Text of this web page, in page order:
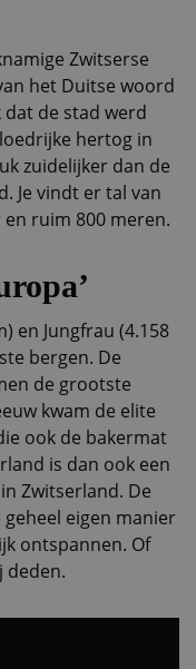
Zwitserse
het Duitse woord
de stad werd
hertog in
zuidelijker dan de
Je vindt er tal van
ruim 800 meren.
en Jungfrau (4.158
bergen. De
de grootste
kwam de elite
ook de bakermat
is dan ook een
Zwitserland. De
eigen manier
ontspannen. Of
deden.